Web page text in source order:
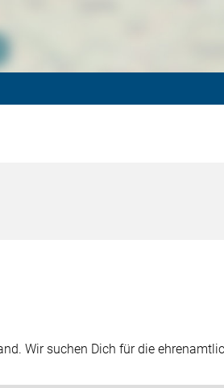
Wir suchen Dich für die